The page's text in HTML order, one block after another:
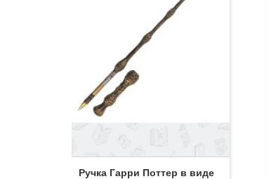
Ручка Гарри Поттер в виде